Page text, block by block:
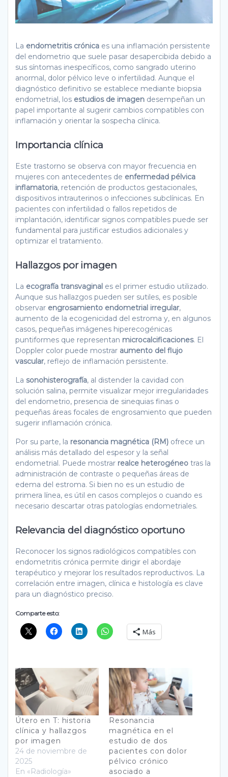
La endometritis crónica es una inflamación persistente
del endometrio que suele pasar desapercibida debido a
sus síntomas inespecíficos, como sangrado uterino
anormal, dolor pélvico leve o infertilidad. Aunque el
diagnóstico definitivo se establece mediante biopsia
endometrial, los estudios de imagen desempeñan un
papel importante al sugerir cambios compatibles con
inflamación y orientar la sospecha clínica.
Importancia clínica
Este trastorno se observa con mayor frecuencia en
mujeres con antecedentes de enfermedad pélvica
inflamatoria, retención de productos gestacionales,
dispositivos intrauterinos o infecciones subclínicas. En
pacientes con infertilidad o fallos repetidos de
implantación, identificar signos compatibles puede ser
fundamental para justificar estudios adicionales y
optimizar el tratamiento.
Hallazgos por imagen
La ecografía transvaginal es el primer estudio utilizado.
Aunque sus hallazgos pueden ser sutiles, es posible
observar engrosamiento endometrial irregular,
aumento de la ecogenicidad del estroma y, en algunos
casos, pequeñas imágenes hiperecogénicas
puntiformes que representan microcalcificaciones. El
Doppler color puede mostrar aumento del flujo
vascular, reflejo de inflamación persistente.
La sonohisterografía, al distender la cavidad con
solución salina, permite visualizar mejor irregularidades
del endometrio, presencia de sinequias finas o
pequeñas áreas focales de engrosamiento que pueden
sugerir inflamación crónica.
Por su parte, la resonancia magnética (RM) ofrece un
análisis más detallado del espesor y la señal
endometrial. Puede mostrar realce heterogéneo tras la
administración de contraste o pequeñas áreas de
edema del estroma. Si bien no es un estudio de
primera línea, es útil en casos complejos o cuando es
necesario descartar otras patologías endometriales.
Relevancia del diagnóstico oportuno
Reconocer los signos radiológicos compatibles con
endometritis crónica permite dirigir el abordaje
terapéutico y mejorar los resultados reproductivos. La
correlación entre imagen, clínica e histología es clave
para un diagnóstico preciso.
Comparte esto:
Más
Útero en T: historia
clínica y hallazgos
por imagen
24 de noviembre de
2025
En «Radiología»
Resonancia
magnética en el
estudio de dos
pacientes con dolor
pélvico crónico
asociado a